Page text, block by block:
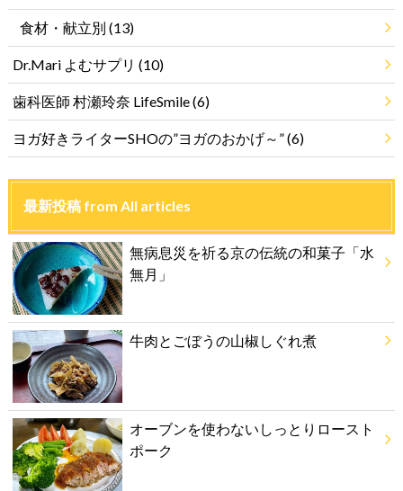
食材・献立別 (13)
Dr.Mari よむサプリ (10)
歯科医師 村瀬玲奈 LifeSmile(6)
ヨガ好きライターSHOの”ヨガのおかげ～”(6)
最新投稿 from All articles
無病息災を祈る京の伝統の和菓子「水
無月」
牛肉とごぼうの山椒しぐれ煮
オーブンを使わないしっとりロースト
ポーク